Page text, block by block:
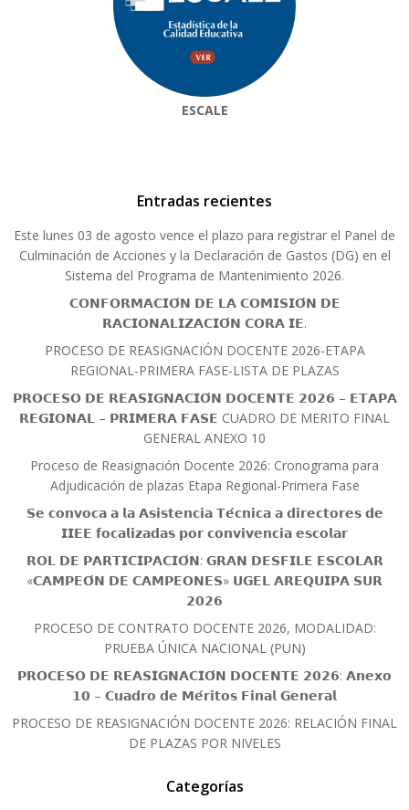
ESCALE
Entradas recientes
Este lunes 03 de agosto vence el plazo para registrar el Panel de
Culminación de Acciones y la Declaración de Gastos (DG) en el
Sistema del Programa de Mantenimiento 2026.
𝗖𝗢𝗡𝗙𝗢𝗥𝗠𝗔𝗖𝗜𝗢́𝗡 𝗗𝗘 𝗟𝗔 𝗖𝗢𝗠𝗜𝗦𝗜𝗢́𝗡 𝗗𝗘
𝗥𝗔𝗖𝗜𝗢𝗡𝗔𝗟𝗜𝗭𝗔𝗖𝗜𝗢́𝗡 𝗖𝗢𝗥𝗔 𝗜𝗘.
PROCESO DE REASIGNACIÓN DOCENTE 2026-ETAPA
REGIONAL-PRIMERA FASE-LISTA DE PLAZAS
𝗣𝗥𝗢𝗖𝗘𝗦𝗢 𝗗𝗘 𝗥𝗘𝗔𝗦𝗜𝗚𝗡𝗔𝗖𝗜𝗢́𝗡 𝗗𝗢𝗖𝗘𝗡𝗧𝗘 𝟮𝟬𝟮𝟲 – 𝗘𝗧𝗔𝗣𝗔
𝗥𝗘𝗚𝗜𝗢𝗡𝗔𝗟 – 𝗣𝗥𝗜𝗠𝗘𝗥𝗔 𝗙𝗔𝗦𝗘 CUADRO DE MERITO FINAL
GENERAL ANEXO 10
Proceso de Reasignación Docente 2026: Cronograma para
Adjudicación de plazas Etapa Regional-Primera Fase
𝗦𝗲 𝗰𝗼𝗻𝘃𝗼𝗰𝗮 𝗮 𝗹𝗮 𝗔𝘀𝗶𝘀𝘁𝗲𝗻𝗰𝗶𝗮 𝗧𝗲́𝗰𝗻𝗶𝗰𝗮 𝗮 𝗱𝗶𝗿𝗲𝗰𝘁𝗼𝗿𝗲𝘀 𝗱𝗲
𝗜𝗜𝗘𝗘 𝗳𝗼𝗰𝗮𝗹𝗶𝘇𝗮𝗱𝗮𝘀 𝗽𝗼𝗿 𝗰𝗼𝗻𝘃𝗶𝘃𝗲𝗻𝗰𝗶𝗮 𝗲𝘀𝗰𝗼𝗹𝗮𝗿
𝗥𝗢𝗟 𝗗𝗘 𝗣𝗔𝗥𝗧𝗜𝗖𝗜𝗣𝗔𝗖𝗜𝗢́𝗡: 𝗚𝗥𝗔𝗡 𝗗𝗘𝗦𝗙𝗜𝗟𝗘 𝗘𝗦𝗖𝗢𝗟𝗔𝗥
«𝗖𝗔𝗠𝗣𝗘𝗢́𝗡 𝗗𝗘 𝗖𝗔𝗠𝗣𝗘𝗢𝗡𝗘𝗦» 𝗨𝗚𝗘𝗟 𝗔𝗥𝗘𝗤𝗨𝗜𝗣𝗔 𝗦𝗨𝗥
𝟮𝟬𝟮𝟲
PROCESO DE CONTRATO DOCENTE 2026, MODALIDAD:
PRUEBA ÚNICA NACIONAL (PUN)
𝗣𝗥𝗢𝗖𝗘𝗦𝗢 𝗗𝗘 𝗥𝗘𝗔𝗦𝗜𝗚𝗡𝗔𝗖𝗜𝗢́𝗡 𝗗𝗢𝗖𝗘𝗡𝗧𝗘 𝟮𝟬𝟮𝟲: 𝗔𝗻𝗲𝘅𝗼
𝟭𝟬 – 𝗖𝘂𝗮𝗱𝗿𝗼 𝗱𝗲 𝗠𝗲́𝗿𝗶𝘁𝗼𝘀 𝗙𝗶𝗻𝗮𝗹 𝗚𝗲𝗻𝗲𝗿𝗮𝗹
PROCESO DE REASIGNACIÓN DOCENTE 2026: RELACIÓN FINAL
DE PLAZAS POR NIVELES
Categorías